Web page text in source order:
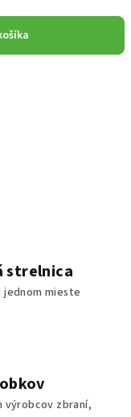
strelnica
jednom mieste
výrobcov zbraní,